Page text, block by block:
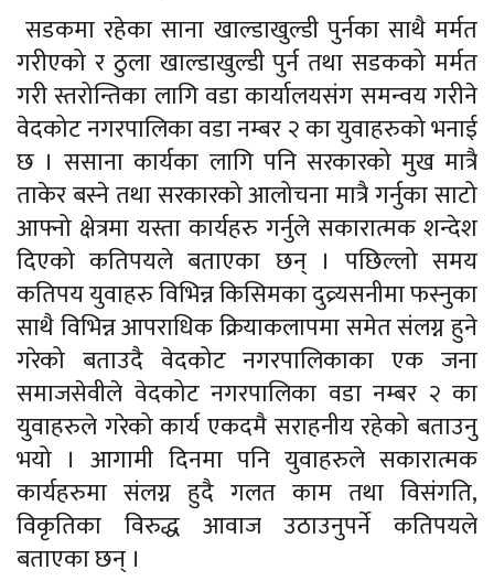
सडकमा रहेका साना खाल्डाखुल्डी पुर्नका साथै मर्मत
गरीएको र ठुला खाल्डाखुल्डी पुर्न तथा सडकको मर्मत
गरी स्तरोन्तिका लागि वडा कार्यालयसंग समन्वय गरीने
वेदकोट नगरपालिका वडा नम्बर २ का युवाहरुको भनाई
छ । ससाना कार्यका लागि पनि सरकारको मुख मात्रै
ताकेर बस्ने तथा सरकारको आलोचना मात्रै गर्नुका साटो
आफ्नो क्षेत्रमा यस्ता कार्यहरु गर्नुले सकारात्मक शन्देश
दिएको कतिपयले बताएका छन् । पछिल्लो समय
कतिपय युवाहरु विभिन्न किसिमका दुव्र्यसनीमा फस्नुका
साथै विभिन्न आपराधिक क्रियाकलापमा समेत संलग्न हुने
गरेको बताउदै वेदकोट नगरपालिकाका एक जना
समाजसेवीले वेदकोट नगरपालिका वडा नम्बर २ का
युवाहरुले गरेको कार्य एकदमै सराहनीय रहेको बताउनु
भयो । आगामी दिनमा पनि युवाहरुले सकारात्मक
कार्यहरुमा संलग्न हुदै गलत काम तथा विसंगति,
विकृतिका विरुद्ध आवाज उठाउनुपर्ने कतिपयले
बताएका छन् ।